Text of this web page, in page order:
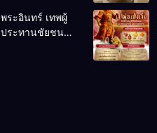
ปรับร้านให้ลูกค้า
แน่นตลอดปี
พระอินทร์ เทพผู้
ประทานชัยชนะ